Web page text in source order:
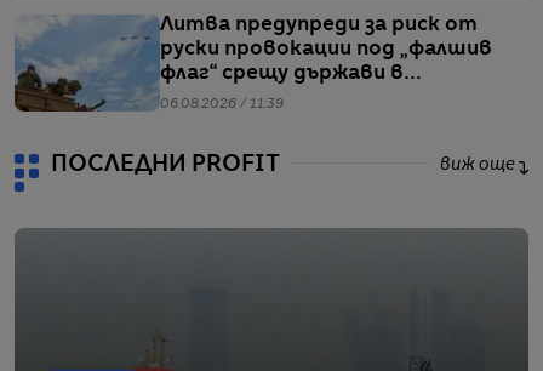
Литва предупреди за риск от
руски провокации под „фалшив
флаг“ срещу държави в
Балтийския регион
06.08.2026 / 11:39
ПОСЛЕДНИ PROFIT виж още